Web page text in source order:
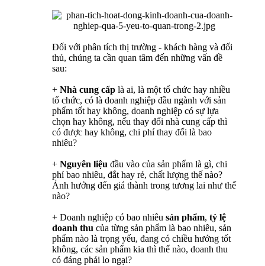
Đối với phân tích thị trường - khách hàng và đối
thủ, chúng ta cần quan tâm đến những vấn đề
sau:
+ Nhà cung cấp là ai, là một tổ chức hay nhiều
tổ chức, có là doanh nghiệp đầu ngành với sản
phẩm tốt hay không, doanh nghiệp có sự lựa
chọn hay không, nếu thay đổi nhà cung cấp thì
có được hay không, chi phí thay đổi là bao
nhiêu?
+ Nguyên liệu đầu vào của sản phẩm là gì, chi
phí bao nhiêu, đắt hay rẻ, chất lượng thế nào?
Ảnh hưởng đến giá thành trong tương lai như thế
nào?
+ Doanh nghiệp có bao nhiêu sản phẩm, tỷ lệ
doanh thu của từng sản phẩm là bao nhiêu, sản
phẩm nào là trọng yếu, đang có chiều hướng tốt
không, các sản phẩm kia thì thế nào, doanh thu
có đáng phải lo ngại?